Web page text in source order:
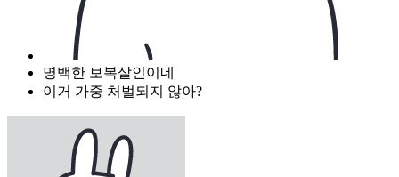
명백한 보복살인이네
이거 가중 처벌되지 않아?